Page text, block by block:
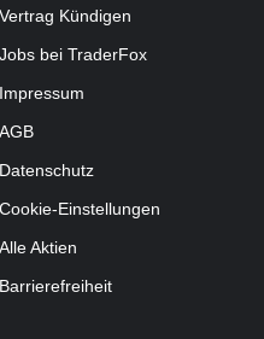
Vertrag Kündigen
Jobs bei TraderFox
Impressum
AGB
Datenschutz
Cookie-Einstellungen
Alle Aktien
Barrierefreiheit